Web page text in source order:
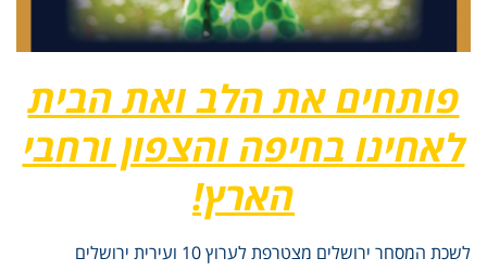
פותחים את הלב ואת הבית
לאחינו בחיפה והצפון ורחבי
הארץ!
לשכת המסחר ירושלים מצטרפת לערוץ 10 ועירית ירושלים